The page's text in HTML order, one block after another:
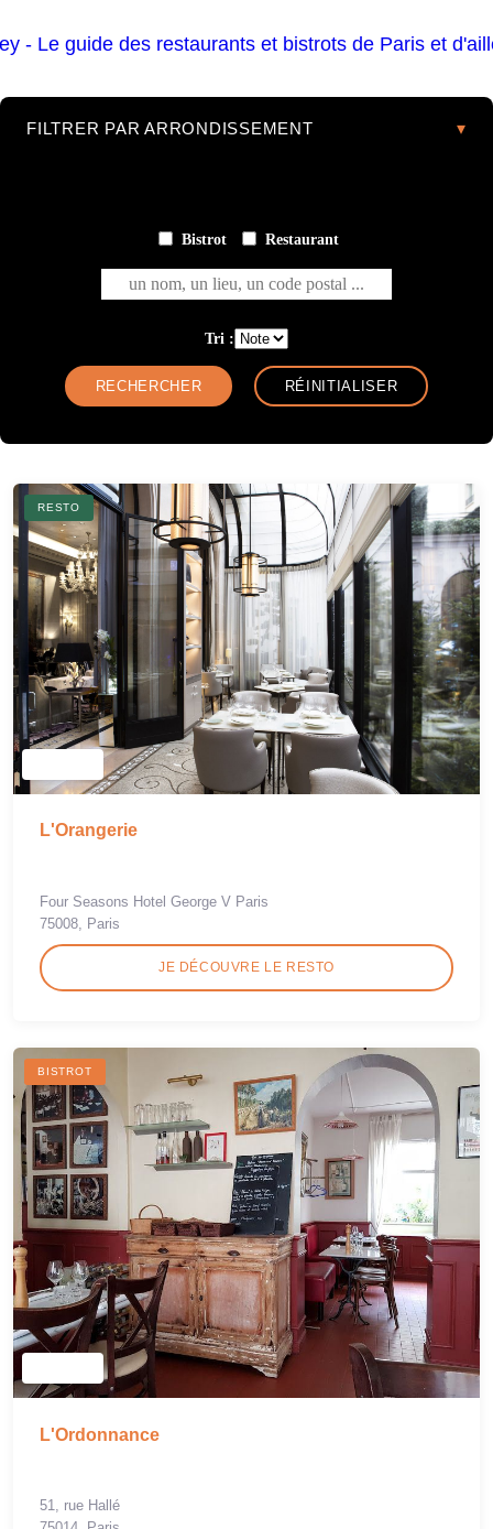
FILTRER PAR ARRONDISSEMENT
Bistrot Restaurant
un nom, un lieu, un code postal ...
Tri :
RESTO
L'Orangerie
Four Seasons Hotel George V Paris
75008, Paris
JE DÉCOUVRE LE RESTO
BISTROT
L'Ordonnance
51, rue Hallé